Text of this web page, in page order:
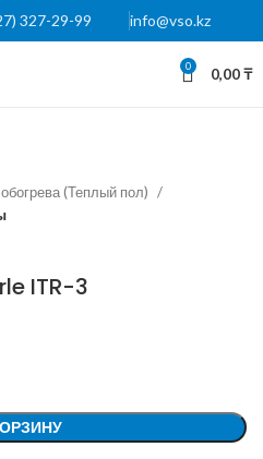
327-29-99 info@vso.kz
0 0,00₸
(Теплый пол)
ITR-3